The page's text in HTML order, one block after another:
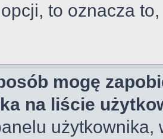
to oznacza
mogę
na liście
użytkownika,